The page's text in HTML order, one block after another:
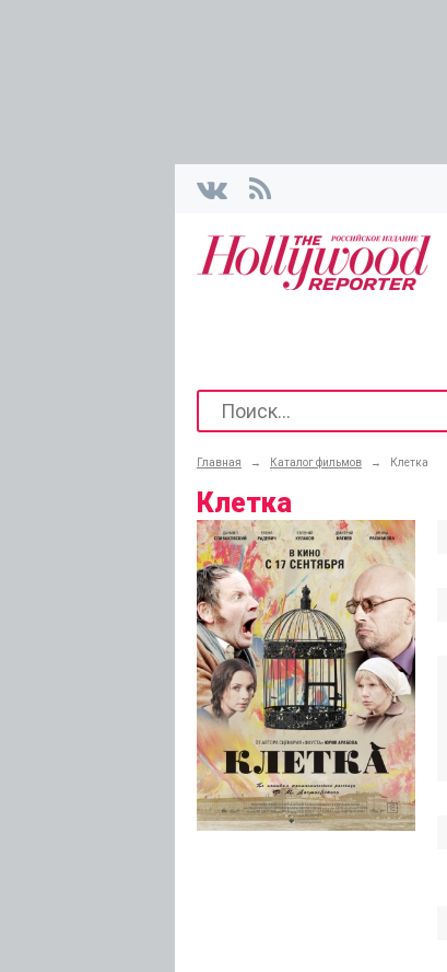
Главная → Каталог фильмов → Клетка
Клетка